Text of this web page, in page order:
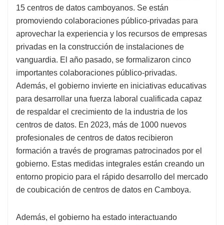
15 centros de datos camboyanos. Se están
promoviendo colaboraciones público-privadas para
aprovechar la experiencia y los recursos de empresas
privadas en la construcción de instalaciones de
vanguardia. El año pasado, se formalizaron cinco
importantes colaboraciones público-privadas.
Además, el gobierno invierte en iniciativas educativas
para desarrollar una fuerza laboral cualificada capaz
de respaldar el crecimiento de la industria de los
centros de datos. En 2023, más de 1000 nuevos
profesionales de centros de datos recibieron
formación a través de programas patrocinados por el
gobierno. Estas medidas integrales están creando un
entorno propicio para el rápido desarrollo del mercado
de coubicación de centros de datos en Camboya.
Además, el gobierno ha estado interactuando